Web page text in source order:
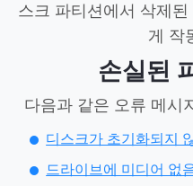
스크 파티션에서 삭제
게 작
손실된
다음과 같은 오류 메시
디스크가 초기화되지
드라이브에 미디어 없